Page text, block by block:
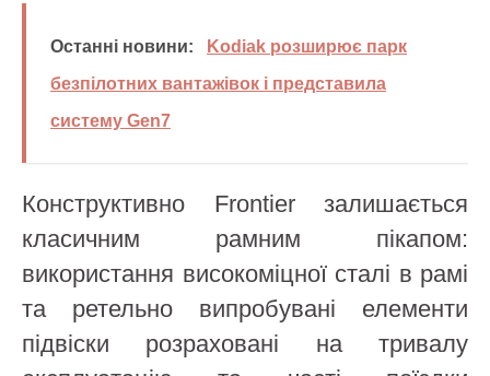
Останні новини:
Kodiak розширює парк
безпілотних вантажівок і представила
систему Gen7
Конструктивно Frontier залишається
класичним рамним пікапом:
використання високоміцної сталі в рамі
та ретельно випробувані елементи
підвіски розраховані на тривалу